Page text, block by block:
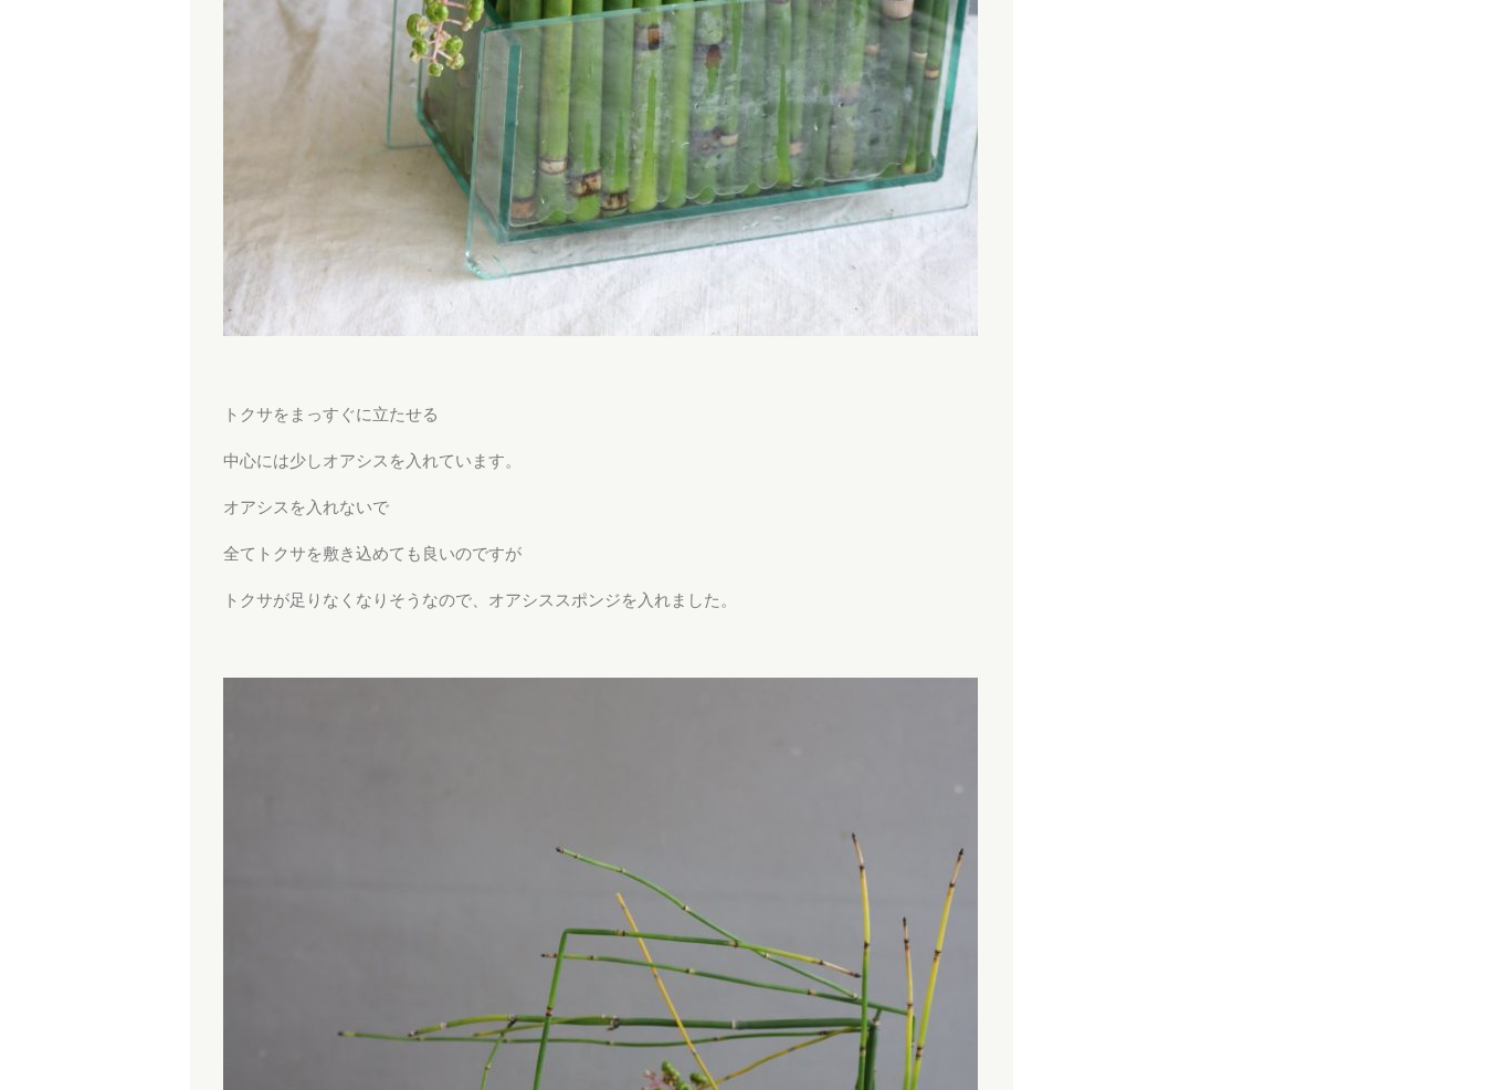
トクサをまっすぐに立たせる
中心には少しオアシスを入れています。
オアシスを入れないで
全てトクサを敷き込めても良いのですが
トクサが足りなくなりそうなので、オアシススポンジを入れました。